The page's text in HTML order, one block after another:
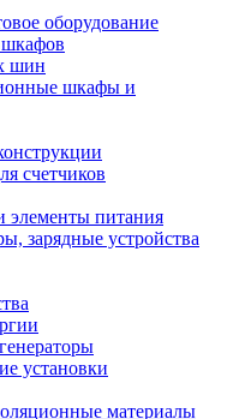
оборудование
шин
шкафы и
счетчиков
элементы питания
зарядные устройства
установки
материалы